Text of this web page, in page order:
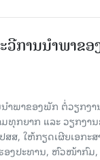
ວີການນຳພາຂອ
ຳພາຂອງພັກ ຕໍ່ວຽກງາ
ທຸກຍາກ ແລະ ວຽກງາ
ສ, ໃຫ້ກຽດເຜີຍເອກະສ
ອງປະທານ, ຫົວໜ້າກົມ,